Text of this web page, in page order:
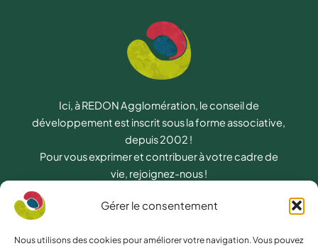
Gérer le consentement
Nous utilisons des cookies pour améliorer votre navigation. Vous pouvez
Ici, à REDON Agglomération, le conseil de
développement est inscrit sous la forme associative,
depuis 2002 !
Pour vous exprimer et contribuer à votre cadre de
vie, rejoignez-nous !
NAVIGATION
Le Conseil